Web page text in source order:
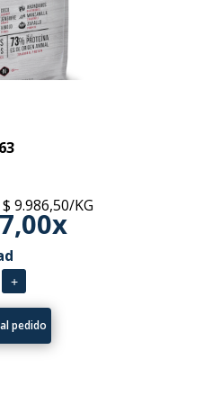
$ 9.986,50/KG
pedido